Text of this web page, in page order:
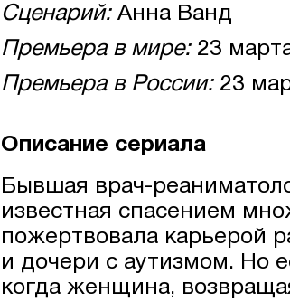
Сценарий:Анна Ванд
Премьера в мире:23
Премьера в России:23
Описание сериала
Бывшая врач-
известная спасением
пожертвовала карьерой
и дочери с аутизмом. Но
когда женщина,